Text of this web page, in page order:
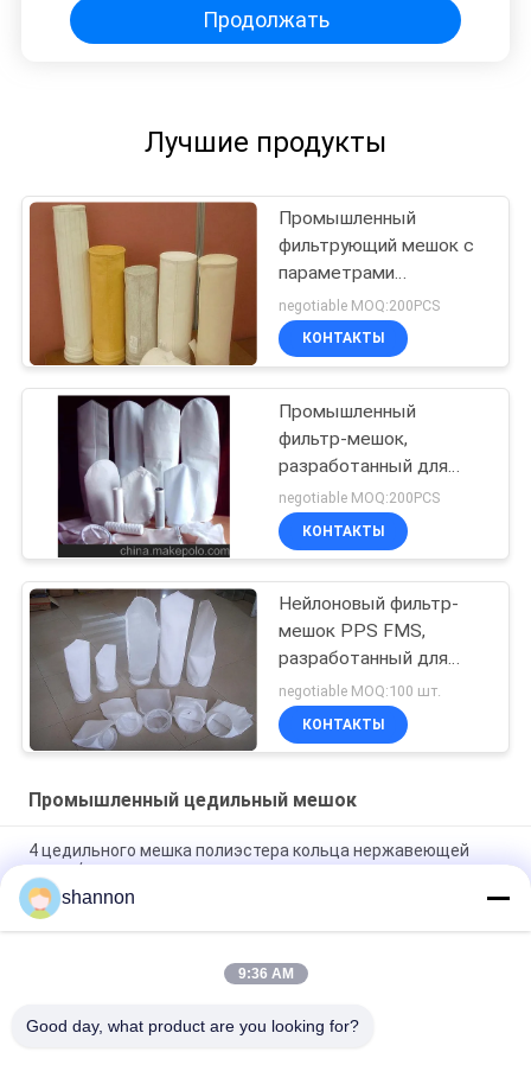
Продолжать
Лучшие продукты
Промышленный
фильтрующий мешок с
параметрами
проницаемости воздуха
и прочности,
адаптированные к
тканей и потребностям
клиентов
negotiable MOQ:200PCS
КОНТАКТЫ
Промышленный
фильтр-мешок,
разработанный для
промышленной
фильтрации воздуха и
жидкостей,
прочностью и
возможностью
конфигурирования
воротника
negotiable MOQ:200PCS
КОНТАКТЫ
Нейлоновый фильтр-
мешок PPS FMS,
разработанный для
легкой установки и
замены в различном
промышленном
пылеудаления и
negotiable MOQ:100 шт.
КОНТАКТЫ
Промышленный цедильный мешок
4 цедильного мешка полиэстера кольца нержавеющей
стали/утюга промышленных для завода цемента
Полиэстер PTFE сумки ткани фильтра завода цемента
покрыл промышленную 130 до 150 степеней
Нейлон цедильных мешков микрона микрона чувствуемый
shannon
9:36 AM
Good day, what product are you looking for?